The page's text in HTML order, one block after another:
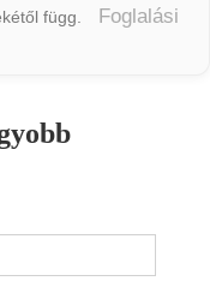
függ.
Foglalási